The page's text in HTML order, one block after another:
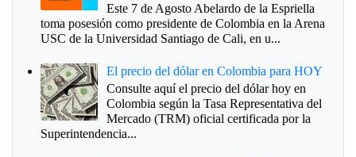
Este 7 de Agosto Abelardo de la Espriella
toma posesión como presidente de Colombia en la Arena
USC de la Universidad Santiago de Cali, en u...
El precio del dólar en Colombia para HOY
Consulte aquí el precio del dólar hoy en
Colombia según la Tasa Representativa del
Mercado (TRM) oficial certificada por la
Superintendencia...